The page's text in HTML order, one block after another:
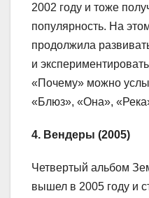
2002 году и тоже
популярность. На
продолжила
и
«Почему» можно
«Блюз», «Она»,
4. Вендеры (2005)
Четвертый альбом
вышел в 2005 году и